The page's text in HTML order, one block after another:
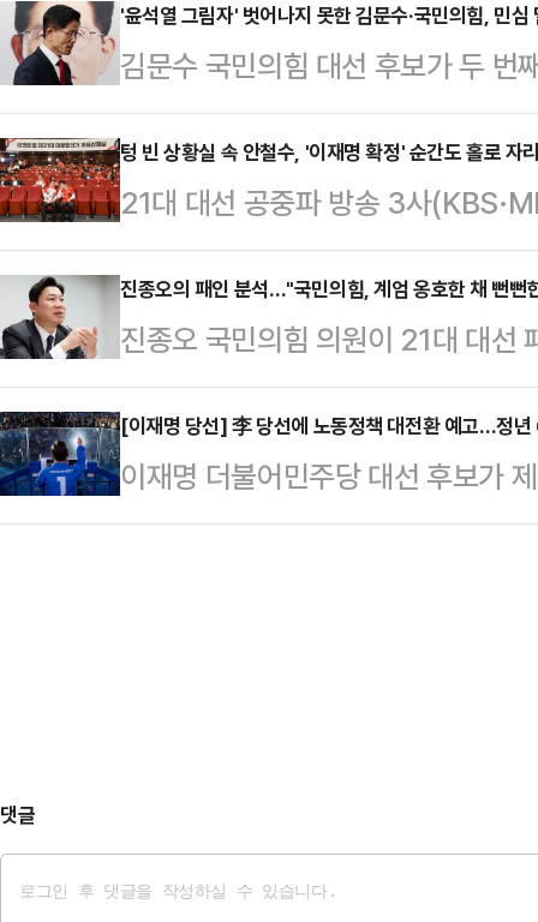
자유 우파 정당의 등장을 기대하고
리기만 하는 데 특화된 재주와 심성
장치를 달아놓고 지금까지 당원과
다.”불사조(phoenix)는 이집트 신
년마다 한 번 스스로 향나무를 쌓아
난다고 한…
'윤석열 그림자' 벗어나지 못한 김문수·국민의힘, 민심
김문수 국민의힘 대선 후보가 두 번
완등에 실패했다. 이번 대선이 윤석
발돼 윤 전 대통령과 구(舊) 여당인
대선 기간 내내 윤 전 대통령의 그
로 꼽힌다.김문수 후보는 4일 새벽
을 열어 "국민의 선택을 겸허하게
해서 함께 뛰어준 당원 동지 여러분
"대한민…
텅 빈 상황실 속 안철수, '이재명 확정' 순간도 홀로 자
21대 대선 공중파 방송 3사
민의힘 대선 개표상황실이 텅 비었
은 끝까지 자리를 지켜 이목이 집중
당선이 사실상 확정된 순간에도, 안
거운 마음으로 상황실을 지킨 것이
면 김문수 대선 후보의 득표율은
후보는 51.7%의 득표율을 기록했
동 원내대표, 공동선…
진종오의 패인 분석…"국민의힘, 계엄 옹호한 채 뻔뻔
진종오 국민의힘 의원이 21대 대선
오만함과 결정적 책임이 우리에게
와, 더불어민주당과 야당에게, 이를
는 그 모든 것의 악행을 국민들께
종오 의원은 3일 밤 페이스북에 "우
[이재명 당선] 李 당선에 노동정책 대전환 예고…정년
이재명 더불어민주당 대선 후보가
전반에 걸쳐 큰 변화가 예고된다.4
댓글